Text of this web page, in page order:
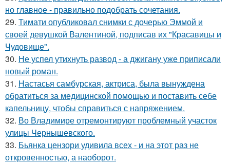
но главное - правильно подобрать сочетания.
29. Тимати опубликовал снимки с дочерью Эммой и
своей девушкой Валентиной, подписав их "Красавицы и
Чудовище".
30. Не успел утихнуть развод - а джигану уже приписали
новый роман.
31. Настасья самбурская, актриса, была вынуждена
обратиться за медицинской помощью и поставить себе
капельницу, чтобы справиться с напряжением.
32. Во Владимире отремонтируют проблемный участок
улицы Чернышевского.
33. Бьянка цензори удивила всех - и на этот раз не
откровенностью, а наоборот.